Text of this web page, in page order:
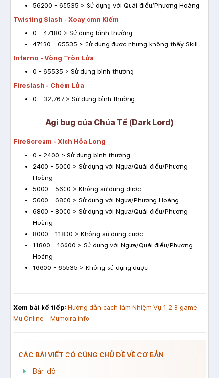
56200 - 65535 > Sử dụng với Quái điểu/Phượng Hoàng
Twisting Slash - Xoay cmn Kiếm
0 - 47180 > Sử dụng bình thường
47180 - 65535 > Sử dụng được nhưng không thấy Skill
Inferno - Vòng Tròn Lửa
0 - 65535 > Sử dụng bình thường
Fireslash - Chém Lửa
0 - 32,767 > Sử dụng bình thường
Agi bug của Chúa Tể (Dark Lord)
FireScream - Xích Hỏa Long
0 - 2400 > Sử dụng bình thường
2400 - 5000 > Sử dụng với Ngựa/Quái điểu/Phượng
Hoàng
5000 - 5600 > Không sử dụng được
5600 - 6800 > Sử dụng với Ngựa/Phượng Hoàng
6800 - 8000 > Sử dụng với Ngựa/Quái điểu/Phượng
Hoàng
8000 - 11800 > Không sử dụng được
11800 - 16600 > Sử dụng với Ngựa/Quái điểu/Phượng
Hoàng
16600 - 65535 > Không sử dụng được
Xem bài kế tiếp: Hướng dẫn cách làm Nhiệm Vụ 1 2 3 game
Mu Online - Mumoira.info
CÁC BÀI VIẾT CÓ CÙNG CHỦ ĐỀ VỀ CƠ BẢN
Bản đồ